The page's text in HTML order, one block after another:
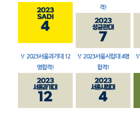
격!
🏅 2023서울과기대 12
명합격!
🏅 2023서울시립대 4명
합격!
🏅